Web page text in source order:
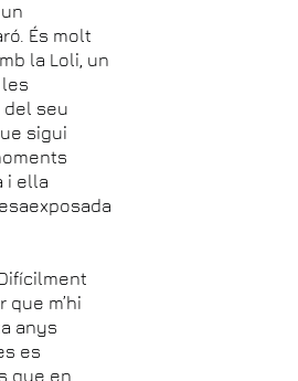
És molt
la Loli, un
les
del seu
sigui
i ella
m’hi
anys
es
que en